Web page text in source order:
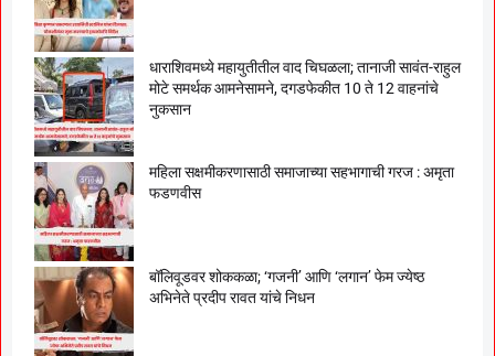
धाराशिवमध्ये महायुतीतील वाद चिघळला; तानाजी सावंत-राहुल
मोटे समर्थक आमनेसामने, दगडफेकीत 10 ते 12 वाहनांचे
नुकसान
महिला सक्षमीकरणासाठी समाजाच्या सहभागाची गरज : अमृता
फडणवीस
बॉलिवूडवर शोककळा; ‘गजनी’ आणि ‘लगान’ फेम ज्येष्ठ
अभिनेते प्रदीप रावत यांचे निधन